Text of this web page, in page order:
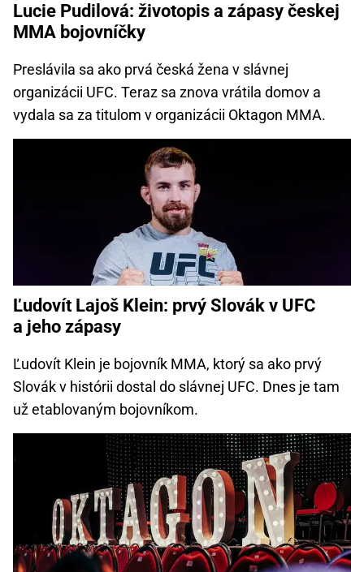
Lucie Pudilová: životopis a zápasy českej
MMA bojovníčky
Preslávila sa ako prvá česká žena v slávnej
organizácii UFC. Teraz sa znova vrátila domov a
vydala sa za titulom v organizácii Oktagon MMA.
Ľudovít Lajoš Klein: prvý Slovák v UFC
a jeho zápasy
Ľudovít Klein je bojovník MMA, ktorý sa ako prvý
Slovák v histórii dostal do slávnej UFC. Dnes je tam
už etablovaným bojovníkom.